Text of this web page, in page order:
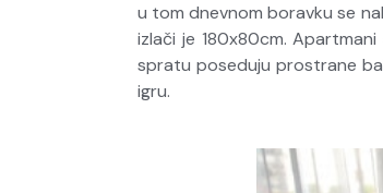
u tom dnevnom boravku se
izlači je 180x80cm.
spratu poseduju prostrane
igru.